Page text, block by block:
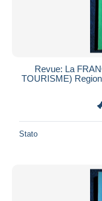
Revue: La
TOURISME)
Stato